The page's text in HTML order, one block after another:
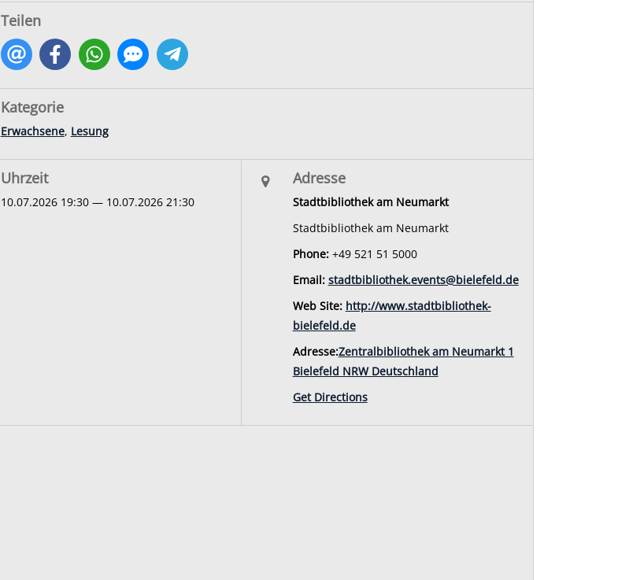
Teilen
Kategorie
Erwachsene, Lesung
Uhrzeit
10.07.2026 19:30 — 10.07.2026 21:30
Adresse
Stadtbibliothek am Neumarkt
Stadtbibliothek am Neumarkt
Phone: +49 521 51 5000
Email: stadtbibliothek.events@bielefeld.de
Web Site: http://www.stadtbibliothek-
bielefeld.de
Adresse:Zentralbibliothek am Neumarkt 1
Bielefeld NRW Deutschland
Get Directions